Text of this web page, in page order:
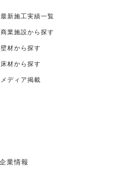
最新施工実績一覧
商業施設から探す
壁材から探す
床材から探す
メディア掲載
企業情報